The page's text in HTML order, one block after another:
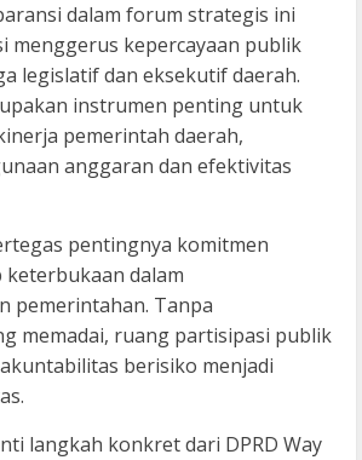
dalam forum strategis ini
menggerus kepercayaan publik
legislatif dan eksekutif daerah.
instrumen penting untuk
pemerintah daerah,
anggaran dan efektivitas
pentingnya komitmen
dalam
pemerintahan. Tanpa
memadai, ruang partisipasi publik
berisiko menjadi
langkah konkret dari DPRD Way